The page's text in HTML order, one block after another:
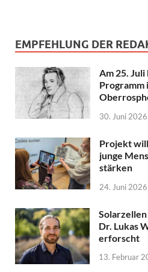
EMPFEHLUNG DER
Am 25.
Programm
30. Juni 2026
Projekt
junge
stärken
24. Juni 2026
Dr. Lukas
erforscht
13. Februar